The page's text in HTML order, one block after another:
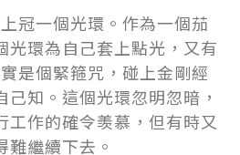
冠一個光環。作為一個茄
光環為自己套上點光，又有
是個緊箍咒，碰上金剛經
知。這個光環忽明忽暗，
工作的確令羡慕，但有時又
難繼續下去。